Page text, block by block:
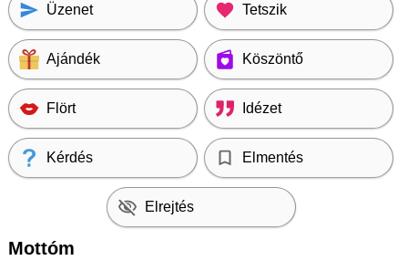
Üzenet Tetszik
Ajándék Köszöntő
Flört Idézet
Kérdés Elmentés
Elrejtés
Mottóm